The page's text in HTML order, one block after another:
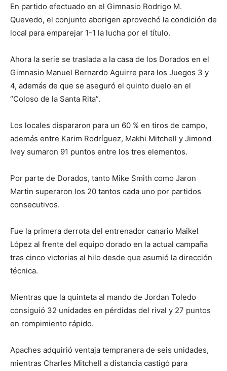
En partido efectuado en el Gimnasio Rodrigo M.
Quevedo, el conjunto aborigen aprovechó la condición de
local para emparejar 1-1 la lucha por el título.
Ahora la serie se traslada a la casa de los Dorados en el
Gimnasio Manuel Bernardo Aguirre para los Juegos 3 y
4, además de que se aseguró el quinto duelo en el
“Coloso de la Santa Rita”.
Los locales dispararon para un 60 % en tiros de campo,
además entre Karim Rodríguez, Makhi Mitchell y Jimond
Ivey sumaron 91 puntos entre los tres elementos.
Por parte de Dorados, tanto Mike Smith como Jaron
Martin superaron los 20 tantos cada uno por partidos
consecutivos.
Fue la primera derrota del entrenador canario Maikel
López al frente del equipo dorado en la actual campaña
tras cinco victorias al hilo desde que asumió la dirección
técnica.
Mientras que la quinteta al mando de Jordan Toledo
consiguió 32 unidades en pérdidas del rival y 27 puntos
en rompimiento rápido.
Apaches adquirió ventaja tempranera de seis unidades,
mientras Charles Mitchell a distancia castigó para